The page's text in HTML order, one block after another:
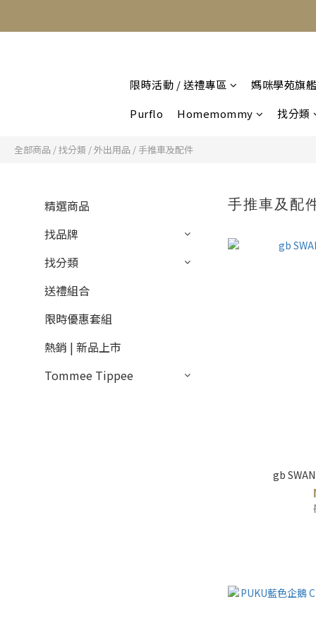
限時活動 / 送禮專區
媽咪學苑旗
Purflo
Homemommy 找分類
全部商品 /找分類 /外出用品 /手推車及配件
精選商品
找品牌
找分類
送禮組合
限時優惠套組
熱銷 | 新品上市
Tommee Tippee
手推車及配
gb